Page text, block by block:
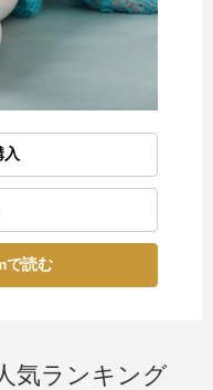
で読む
気ランキング